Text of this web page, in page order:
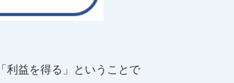
利益を得る」ということで